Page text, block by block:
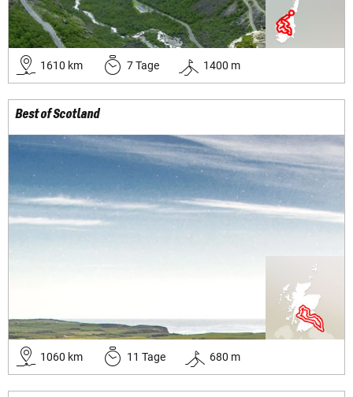
1610 km 7Tage 1400 m
Best of Scotland
1060 km 11 Tage 680 m